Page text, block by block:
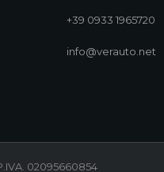
+39 0933 1965720
info@verauto.net
02095660854